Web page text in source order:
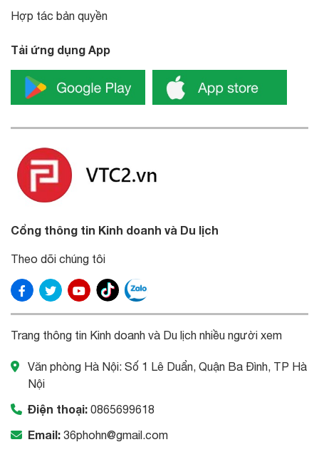
Hợp tác bản quyền
Tải ứng dụng App
Cổng thông tin Kinh doanh và Du lịch
Theo dõi chúng tôi
Trang thông tin Kinh doanh và Du lịch nhiều người xem
Văn phòng Hà Nội: Số 1 Lê Duẩn, Quận Ba Đình, TP Hà
Nội
Điện thoại: 0865699618
Email: 36phohn@gmail.com